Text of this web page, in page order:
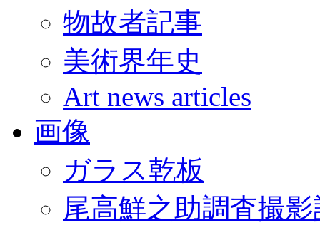
物故者記事
美術界年史
Art news articles
画像
ガラス乾板
尾高鮮之助調査撮